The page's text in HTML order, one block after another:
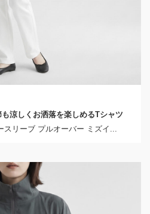
も涼しくお洒落を楽しめるTシャツ
リーブ プルオーバー ミズイ...